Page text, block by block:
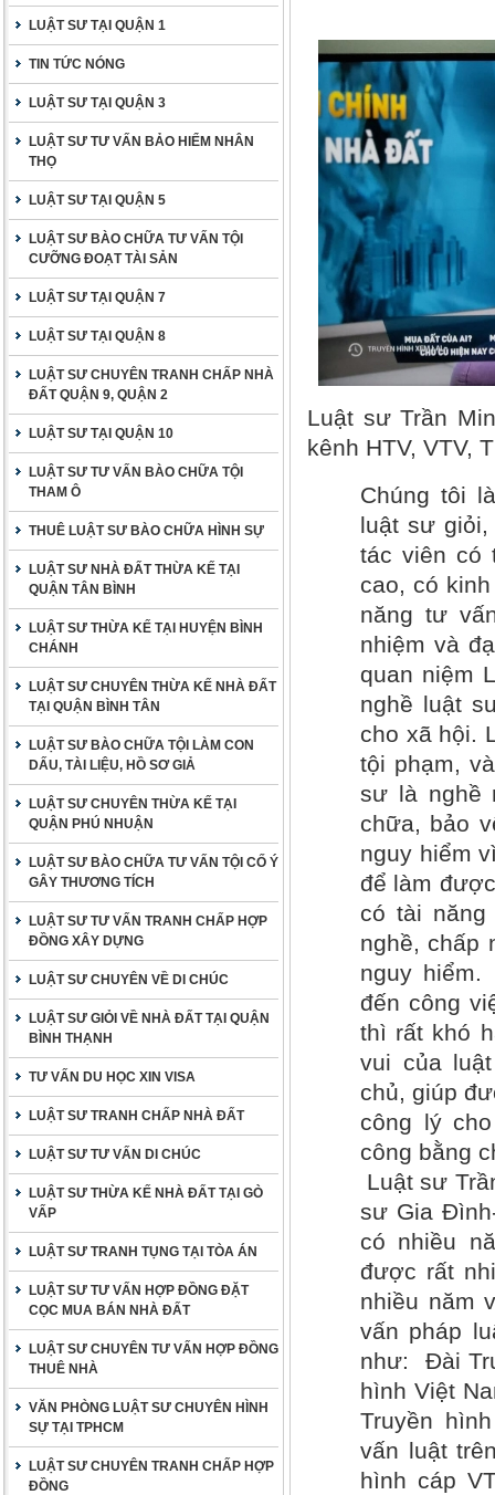
LUẬT SƯ TẠI QUẬN 1
TIN TỨC NÓNG
LUẬT SƯ TẠI QUẬN 3
LUẬT SƯ TƯ VẤN BẢO HIỂM NHÂN
THỌ
LUẬT SƯ TẠI QUẬN 5
LUẬT SƯ BÀO CHỮA TƯ VẤN TỘI
CƯỠNG ĐOẠT TÀI SẢN
LUẬT SƯ TẠI QUẬN 7
LUẬT SƯ TẠI QUẬN 8
LUẬT SƯ CHUYÊN TRANH CHẤP NHÀ
ĐẤT QUẬN 9, QUẬN 2
LUẬT SƯ TẠI QUẬN 10
LUẬT SƯ TƯ VẤN BÀO CHỮA TỘI
THAM Ô
THUÊ LUẬT SƯ BÀO CHỮA HÌNH SỰ
LUẬT SƯ NHÀ ĐẤT THỪA KẾ TẠI
QUẬN TÂN BÌNH
LUẬT SƯ THỪA KẾ TẠI HUYỆN BÌNH
CHÁNH
LUẬT SƯ CHUYÊN THỪA KẾ NHÀ ĐẤT
TẠI QUẬN BÌNH TÂN
LUẬT SƯ BÀO CHỮA TỘI LÀM CON
DẤU, TÀI LIỆU, HỒ SƠ GIẢ
LUẬT SƯ CHUYÊN THỪA KẾ TẠI
QUẬN PHÚ NHUẬN
LUẬT SƯ BÀO CHỮA TƯ VẤN TỘI CỐ Ý
GÂY THƯƠNG TÍCH
LUẬT SƯ TƯ VẤN TRANH CHẤP HỢP
ĐỒNG XÂY DỰNG
LUẬT SƯ CHUYÊN VỀ DI CHÚC
LUẬT SƯ GIỎI VỀ NHÀ ĐẤT TẠI QUẬN
BÌNH THẠNH
TƯ VẤN DU HỌC XIN VISA
LUẬT SƯ TRANH CHẤP NHÀ ĐẤT
LUẬT SƯ TƯ VẤN DI CHÚC
LUẬT SƯ THỪA KẾ NHÀ ĐẤT TẠI GÒ
VẤP
LUẬT SƯ TRANH TỤNG TẠI TÒA ÁN
LUẬT SƯ TƯ VẤN HỢP ĐỒNG ĐẶT
CỌC MUA BÁN NHÀ ĐẤT
LUẬT SƯ CHUYÊN TƯ VẤN HỢP ĐỒNG
THUÊ NHÀ
VĂN PHÒNG LUẬT SƯ CHUYÊN HÌNH
SỰ TẠI TPHCM
LUẬT SƯ CHUYÊN TRANH CHẤP HỢP
ĐỒNG
Luật sư Trần
kênh HTV, VTV,
Chúng tôi
luật sư giỏi,
tác viên có
cao, có
năng tư
nhiệm và
quan niệm
nghề luật
cho xã hội.
tội phạm,
sư là nghề
chữa, bảo
nguy hiểm
để làm
có tài năng
nghề, chấp
nguy
đến công
thì rất khó
vui của
chủ, giúp
công lý
công bằng
Luật sư
sư Gia
có nhiều
được rất
nhiều năm
vấn pháp
như: Đài
hình Việt
Truyền
vấn luật
hình cáp